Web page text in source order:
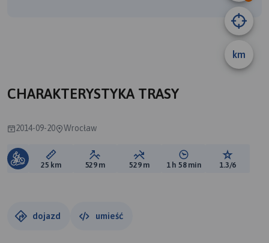
km
CHARAKTERYSTYKA TRASY
2014-09-20 Wrocław
Długość trasy:
25 km Suma przewyższeń:
529 m Suma spadków:
529 m Średni czas potrzebny
1 h 58 min Ocena
1.3/6
dojazd umieść